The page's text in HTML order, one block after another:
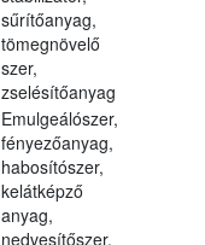
sűrítőanyag,
tömegnövelő
szer,
zselésítőanyag
Emulgeálószer,
fényezőanyag,
habosítószer,
kelátképző
anyag,
nedvesítőszer,